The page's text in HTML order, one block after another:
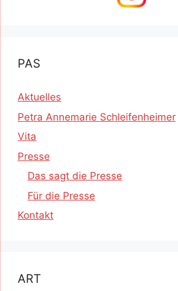
PAS
Aktuelles
Petra Annemarie Schleifenheimer
Vita
Presse
Das sagt die Presse
Für die Presse
Kontakt
ART